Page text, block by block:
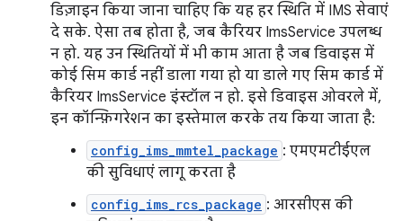
डिज़ाइन किया जाना चाहिए कि यह हर स्थिति में IMS सेवाएं
दे सके. ऐसा तब होता है, जब कैरियर ImsService उपलब्ध
न हो. यह उन स्थितियों में भी काम आता है जब डिवाइस में
कोई सिम कार्ड नहीं डाला गया हो या डाले गए सिम कार्ड में
कैरियर ImsService इंस्टॉल न हो. इसे डिवाइस ओवरले में,
इन कॉन्फ़िगरेशन का इस्तेमाल करके तय किया जाता है:
config_ims_mmtel_package : एमएमटीईएल
की सुविधाएं लागू करता है
config_ims_rcs_package : आरसीएस की